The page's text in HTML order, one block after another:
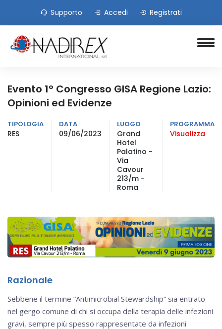
Supporto Accedi Registrati
Evento 1° Congresso GISA Regione Lazio:
Opinioni ed Evidenze
TIPOLOGIA
RES
DATA
09/06/2023
LUOGO
Grand
Hotel
Palatino -
Via
Cavour
213/m -
Roma
PROGRAMMA
Visualizza
Razionale
Sebbene il termine “Antimicrobial Stewardship” sia entrato
nel gergo comune di chi si occupa della terapia delle infezioni
gravi, sempre più spesso rappresentate da infezioni